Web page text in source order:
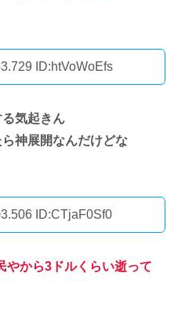
ID:htVoWoEfs
気起きん
神展開なんだけどな
ID:CTjaF0Sf0
やから3ドルくらい逝って